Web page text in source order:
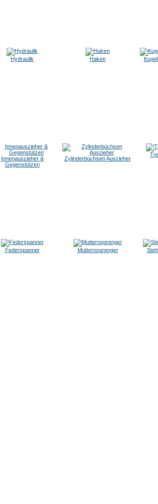
Hydraulik Haken
Innenauszieher &
Gegenstützen
Zylinderbüchsen Auszieher
Federspanner Mutternsprenger